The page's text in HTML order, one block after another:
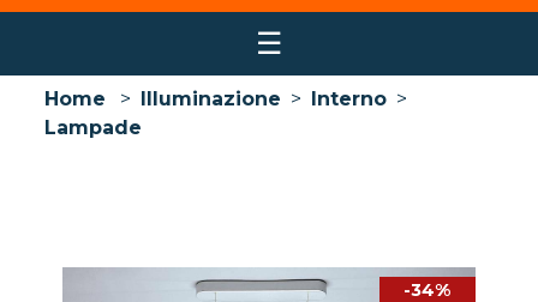
☰
Home > Illuminazione > Interno >
Lampade
-34%